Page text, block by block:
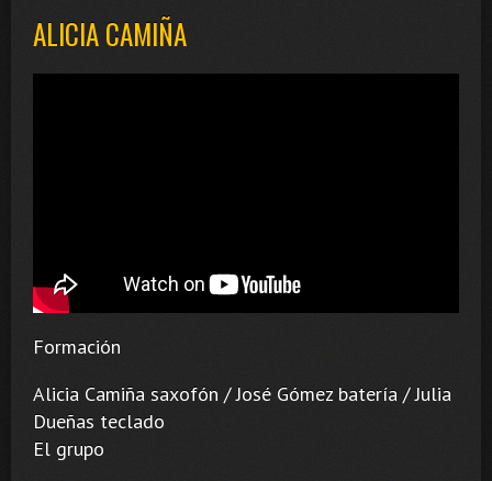
ALICIA CAMIÑA
Formación
Alicia Camiña saxofón / José Gómez batería / Julia
Dueñas teclado
El grupo